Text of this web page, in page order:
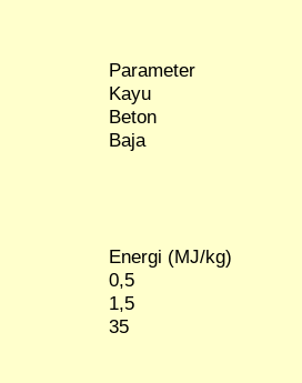
Parameter
Kayu
Beton
Baja
Energi (MJ/kg)
0,5
1,5
35